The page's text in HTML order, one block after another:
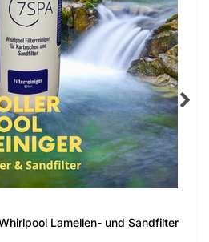
Lamellen- und Sandfilter